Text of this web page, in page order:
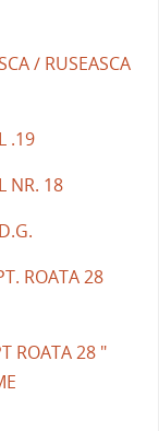
/ RUSEASCA
.19
NR. 18
ROATA 28
ROATA 28 "